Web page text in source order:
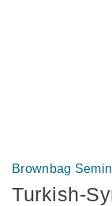
Brownbag
Turkish-